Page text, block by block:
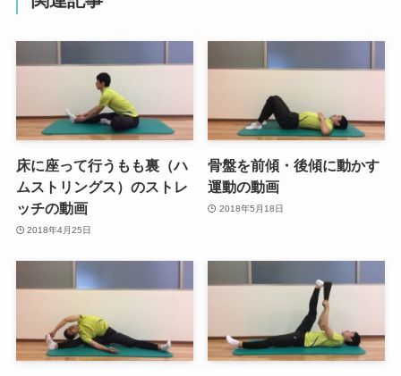
床に座って行うもも裏（ハ
ムストリングス）のストレ
ッチの動画
2018年4月25日
骨盤を前傾・後傾に動かす
運動の動画
2018年5月18日